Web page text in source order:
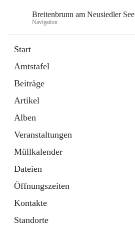
Breitenbrunn am Neusiedler See
Navigation
Start
Amtstafel
Beiträge
Artikel
Alben
Veranstaltungen
Müllkalender
Dateien
Öffnungszeiten
Kontakte
Standorte
18 Schnellzugriffe
Gemeindeservice